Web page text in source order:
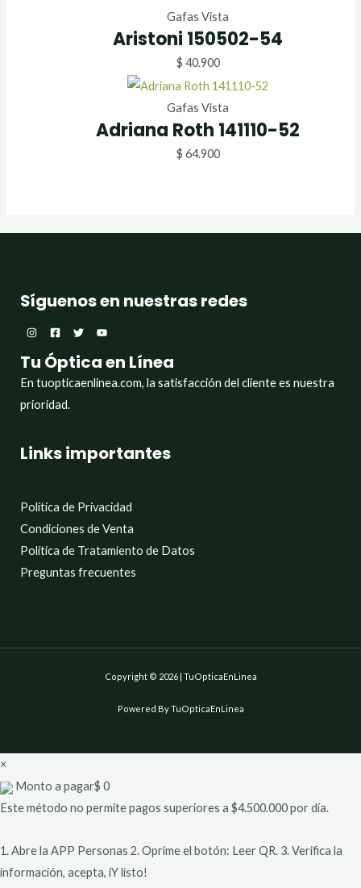
Gafas Vista
Aristoni 150502-54
$ 40.900
Gafas Vista
Adriana Roth 141110-52
$ 64.900
Síguenos en nuestras redes
Tu Óptica en Línea
En tuopticaenlinea.com, la satisfacción del cliente es nuestra
prioridad.
Links importantes
Política de Privacidad
Condiciones de Venta
Política de Tratamiento de Datos
Preguntas frecuentes
Copyright © 2026 | TuOpticaEnLinea
Powered By TuOpticaEnLinea
×
Monto a pagar$ 0
Este método no permite pagos superiores a $4.500.000 por día.
1. Abre la APP Personas 2. Oprime el botón: Leer QR. 3. Verifica la
información, acepta, iY listo!